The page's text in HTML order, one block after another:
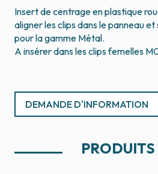
Insert de centrage en plastique
aligner les clips dans le panneau et
pour la gamme Métal.
A insérer dans les clips femelles
DEMANDE D'INFORMATION